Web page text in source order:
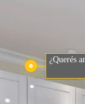
¿Querés